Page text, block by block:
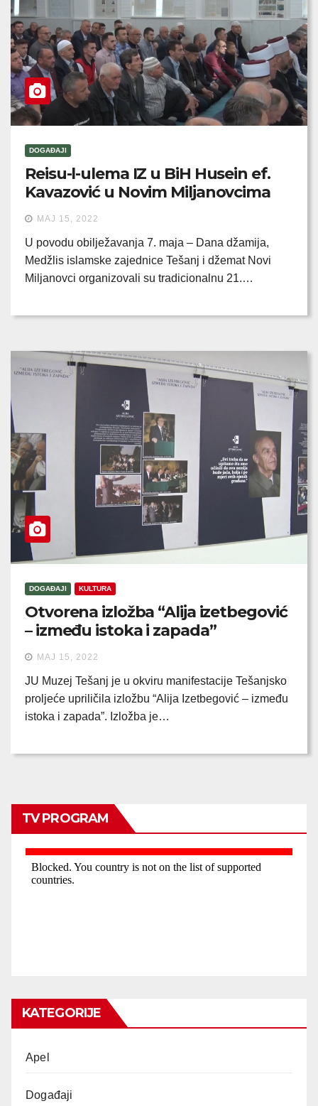
DOGAĐAJI
Reisu-l-ulema IZ u BiH Husein ef.
Kavazović u Novim Miljanovcima
MAJ 15, 2022
U povodu obilježavanja 7. maja – Dana džamija,
Medžlis islamske zajednice Tešanj i džemat Novi
Miljanovci organizovali su tradicionalnu 21.…
DOGAĐAJI KULTURA
Otvorena izložba “Alija izetbegović
– između istoka i zapada”
MAJ 15, 2022
JU Muzej Tešanj je u okviru manifestacije Tešanjsko
proljeće upriličila izložbu “Alija Izetbegović – između
istoka i zapada”. Izložba je…
TV PROGRAM
KATEGORIJE
Apel
Događaji